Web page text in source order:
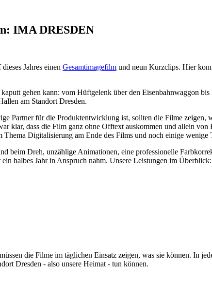
IMA DRESDEN
Jahres einen Gesamtimagefilm und neun Kurzclips. Hier
gehen kann: vom Hüftgelenk über den Eisenbahnwaggon
am Standort Dresden.
Partner für die Produktentwicklung ist, sollten die Filme
klar, dass die Film ganz ohne Offtext auskommen und allein
Digitalisierung am Ende des Films und noch einige wenige
beim Dreh, unzählige Animationen, eine professionelle
halbes Jahr in Anspruch nahm. Unsere Leistungen im Überblick:
die Filme im täglichen Einsatz zeigen, was sie können. In
Dresden - also unsere Heimat - tun können.